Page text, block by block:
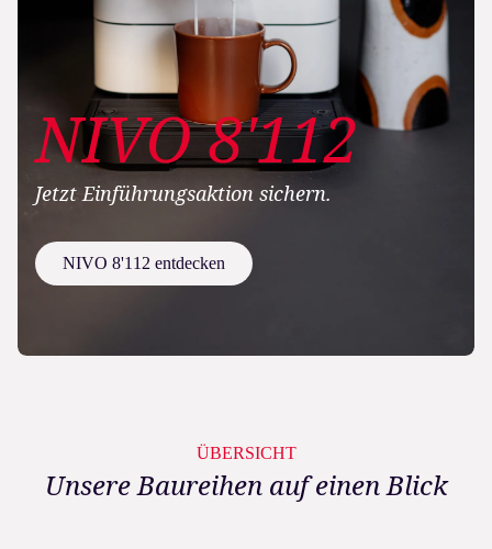
NIVO 8'112
Jetzt Einführungsaktion sichern.
NIVO 8'112 entdecken
ÜBERSICHT
Unsere Baureihen auf einen Blick